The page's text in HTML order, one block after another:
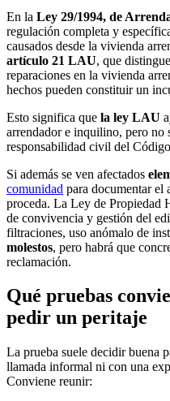
En la Ley 29/1994, de
regulación completa y
causados desde la vivienda
artículo 21 LAU, que
reparaciones en la vivienda
hechos pueden constituir un
Esto significa que la ley LAU
arrendador e inquilino, pero no
responsabilidad civil del
Si además se ven afectados
comunidad para documentar el
proceda. La Ley de Propiedad
de convivencia y gestión del
filtraciones, uso anómalo de
molestos, pero habrá que
reclamación.
Qué pruebas
pedir un peritaje
La prueba suele decidir buena
llamada informal ni con una
Conviene reunir: